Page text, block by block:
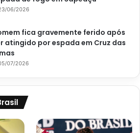
06/2026
fica gravemente ferido após
atingido por espada em Cruz das
07/2026